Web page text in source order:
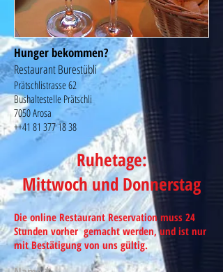
Hunger bekommen?
Restaurant Burestübli
Prätschlistrasse 62
Bushaltestelle Prätschli
7050 Arosa
++41 81 377 18 38
Ruhetage:
Mittwoch und Donnerstag
Die online Restaurant Reservation muss 24
Stunden vorher gemacht werden, und ist nur
mit Bestätigung von uns gültig.